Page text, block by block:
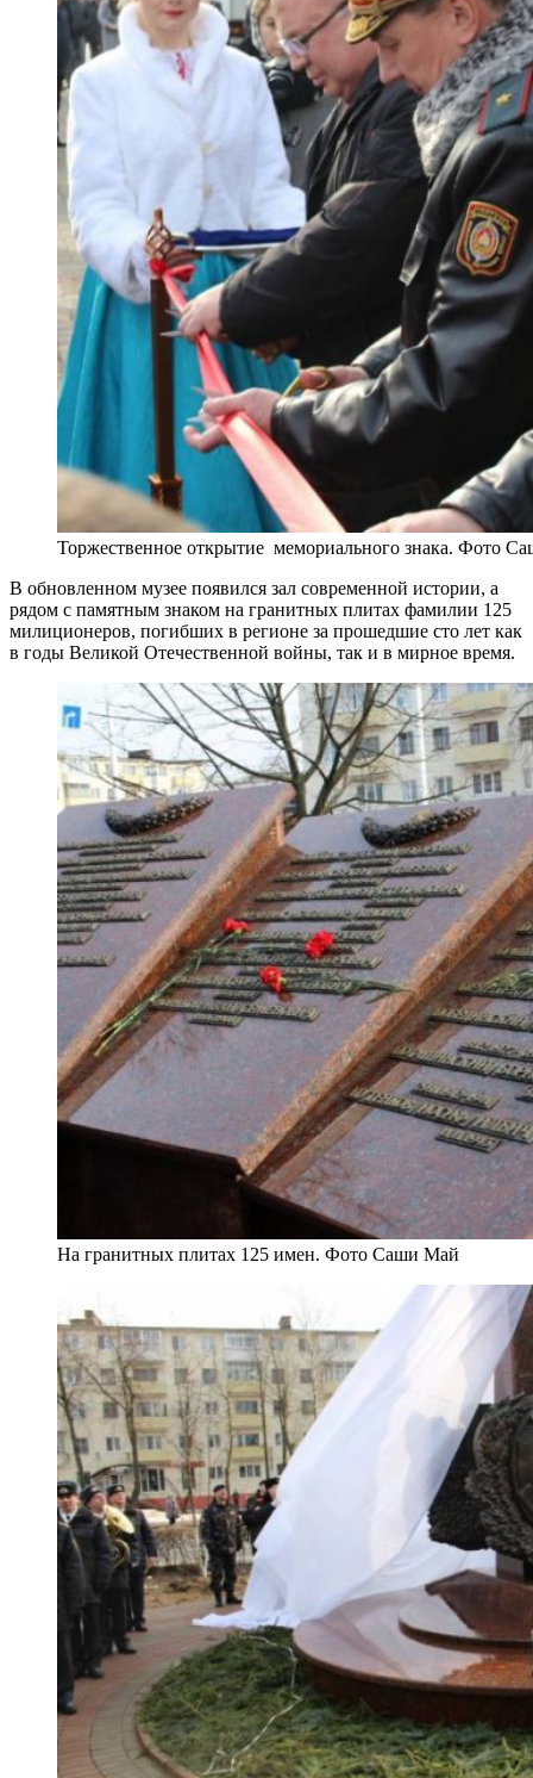
Торжественное открытие мемориального знака. Фото
В обновленном музее появился зал современной истории, а
рядом с памятным знаком на гранитных плитах фамилии 125
милиционеров, погибших в регионе за прошедшие сто лет как
в годы Великой Отечественной войны, так и в мирное время.
На гранитных плитах 125 имен. Фото Саши Май